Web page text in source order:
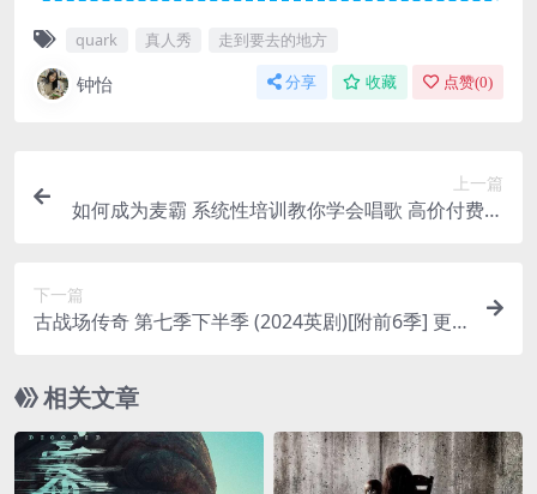
quark 真人秀 走到要去的地方
钟怡 分享 收藏 点赞(0)
上一篇
如何成为麦霸 系统性培训教你学会唱歌 高价付费课
下一篇
古战场传奇 第七季下半季 (2024英剧)[附前6季] 更
相关文章